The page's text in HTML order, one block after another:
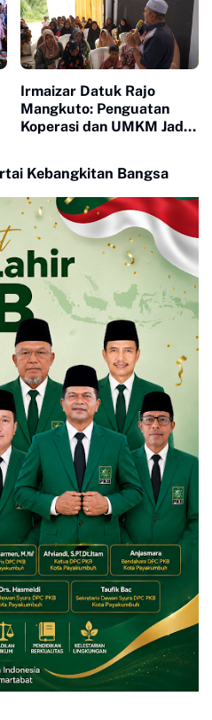
Irmaizar Datuk Rajo
Mangkuto: Penguatan
Koperasi dan UMKM Jadi
Kebangkitan Bangsa